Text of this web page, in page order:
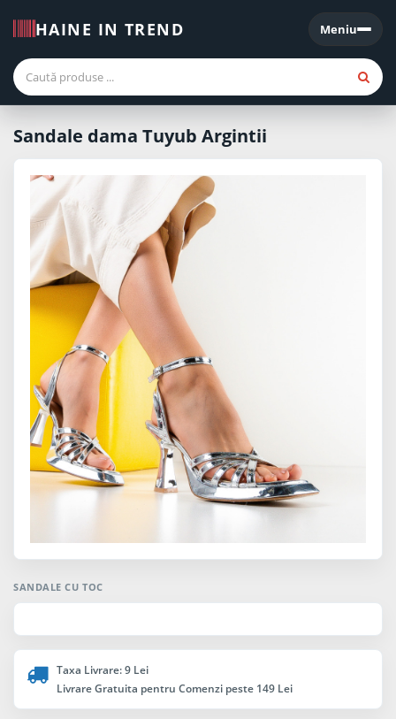
HAINE IN TREND Meniu
Meniu
Sandale dama Tuyub Argintii
SANDALE CU TOC
Taxa Livrare: 9 Lei
Livrare Gratuita pentru Comenzi peste 149 Lei